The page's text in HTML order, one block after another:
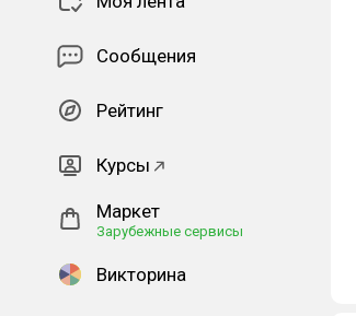
Сообщения
Рейтинг
Курсы
Маркет
Зарубежные сервисы
Викторина